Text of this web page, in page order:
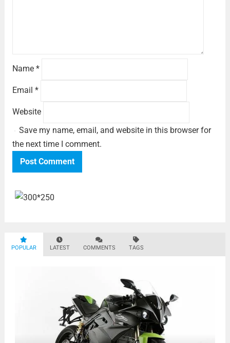
Name *
Email *
Website
Save my name, email, and website in this browser for
the next time I comment.
POPULAR LATEST COMMENTS TAGS